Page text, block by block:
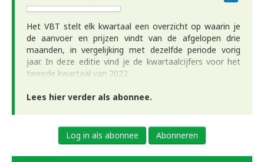
Het VBT stelt elk kwartaal een overzicht op waarin je
de aanvoer en prijzen vindt van de afgelopen drie
maanden, in vergelijking met dezelfde periode vorig
jaar. In deze editie vind je de kwartaalcijfers voor het
tweede kwartaal van 2022.
Lees hier verder als abonnee.
Log in als abonnee Abonneren